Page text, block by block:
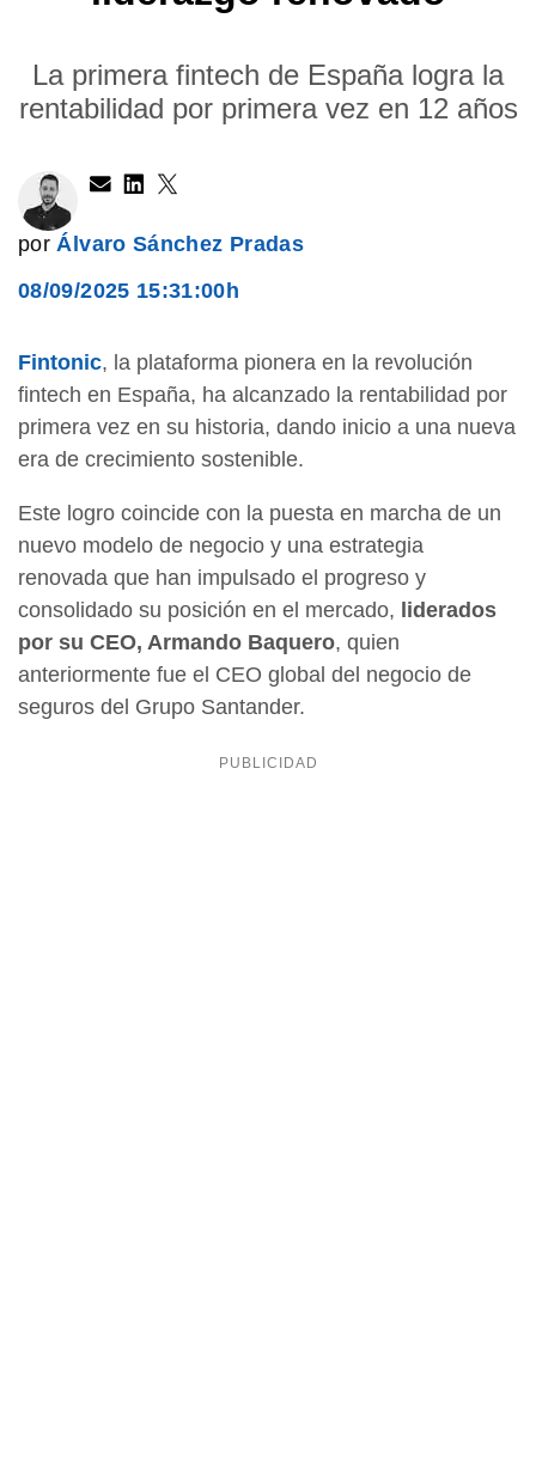
La primera fintech de España logra la
rentabilidad por primera vez en 12 años
porÁlvaro Sánchez Pradas
08/09/2025 15:31:00h
Fintonic, la plataforma pionera en la revolución
fintech en España, ha alcanzado la rentabilidad por
primera vez en su historia, dando inicio a una nueva
era de crecimiento sostenible.
Este logro coincide con la puesta en marcha de un
nuevo modelo de negocio y una estrategia
renovada que han impulsado el progreso y
consolidado su posición en el mercado, liderados
por su CEO, Armando Baquero, quien
anteriormente fue el CEO global del negocio de
seguros del Grupo Santander.